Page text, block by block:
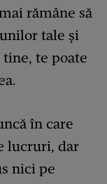
rămâne să
tale și
te poate
în care
lucruri, dar
nici pe